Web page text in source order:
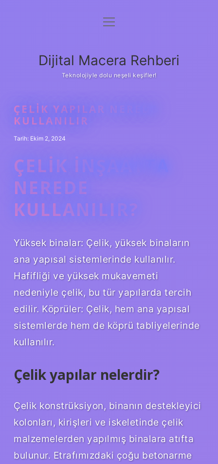
Anasayfa
Yasal Uyarı
menüyü
Dijital Macera Rehberi
Teknolojiyle dolu neşeli keşifler!
ÇELIK YAPILAR NEREDE
KULLANILIR
Tarih: Ekim 2, 2024
ÇELIK INŞAATTA
NEREDE
KULLANILIR?
Yüksek binalar: Çelik, yüksek binaların
ana yapısal sistemlerinde kullanılır.
Hafifliği ve yüksek mukavemeti
nedeniyle çelik, bu tür yapılarda tercih
edilir. Köprüler: Çelik, hem ana yapısal
sistemlerde hem de köprü tabliyelerinde
kullanılır.
Çelik yapılar nelerdir?
Çelik konstrüksiyon, binanın destekleyici
kolonları, kirişleri ve iskeletinde çelik
malzemelerden yapılmış binalara atıfta
bulunur. Etrafımızdaki çoğu betonarme